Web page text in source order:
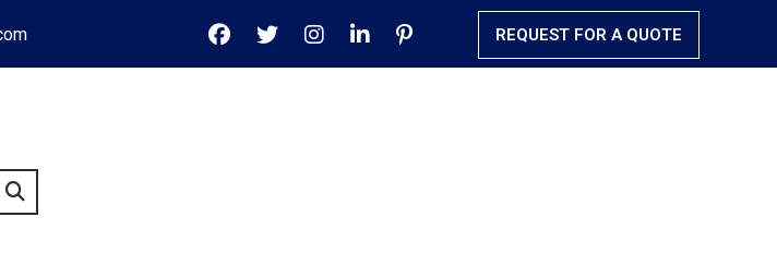
REQUEST FOR A QUOTE